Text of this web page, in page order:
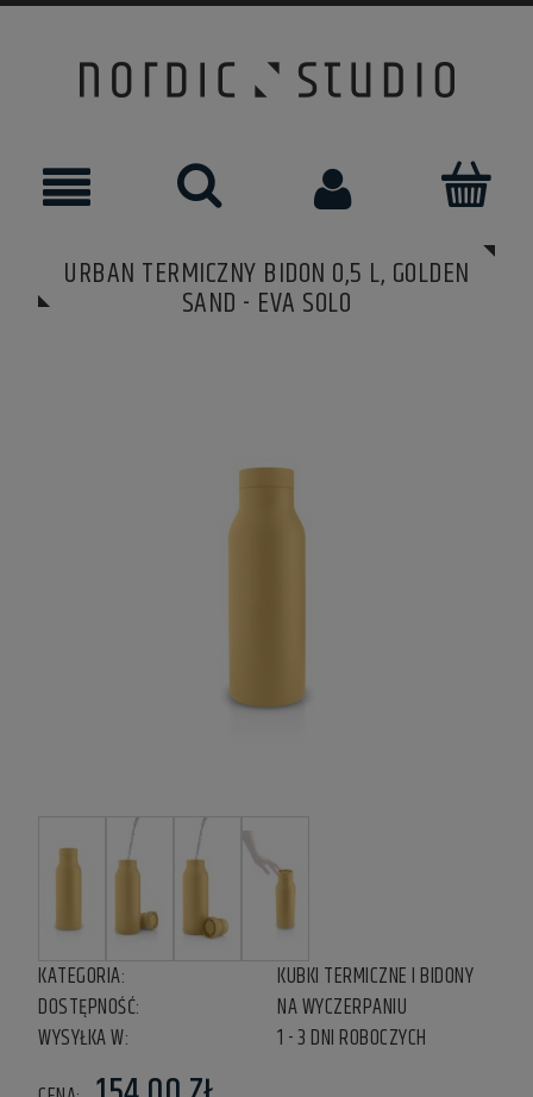
URBAN TERMICZNY BIDON 0,5 L, GOLDEN
SAND - EVA SOLO
KATEGORIA:
KUBKI TERMICZNE I BIDONY
DOSTĘPNOŚĆ:
NA WYCZERPANIU
WYSYŁKA W:
1 - 3 DNI ROBOCZYCH